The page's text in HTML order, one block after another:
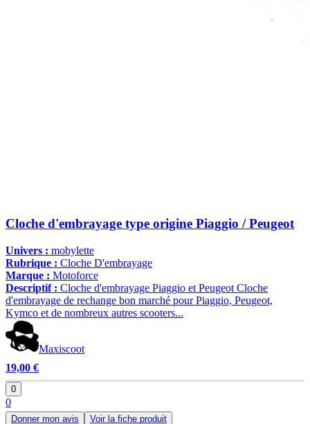
Cloche d'embrayage type origine Piaggio / Peugeot
Univers : mobylette
Rubrique : Cloche D'embrayage
Marque : Motoforce
Descriptif : Cloche d'embrayage Piaggio et Peugeot Cloche
d'embrayage de rechange bon marché pour Piaggio, Peugeot,
Kymco et de nombreux autres scooters...
Maxiscoot
19,00 €
0
0
Donner mon avis Voir la fiche produit